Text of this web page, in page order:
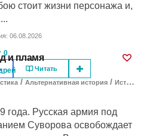
стоит жизни персонажа и,
06.08.2026
0
Читать
и пламя
/ Альтернативная история / Исторические приключения
года. Русская армия под
Суворова освобождает